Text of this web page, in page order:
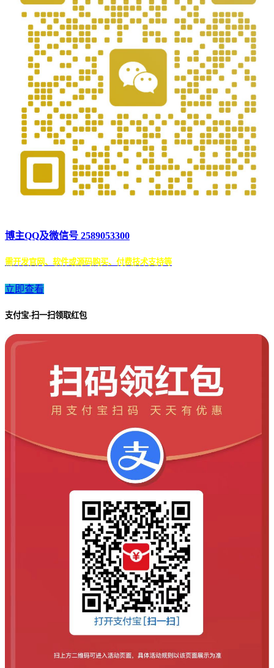
博主QQ及微信号 2589053300
需开发官网、软件或源码购买、付费技术支持等
立即查看
支付宝-扫一扫领取红包